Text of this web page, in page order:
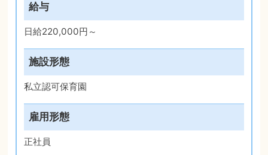
給与
日給220,000円～
施設形態
私立認可保育園
雇用形態
正社員